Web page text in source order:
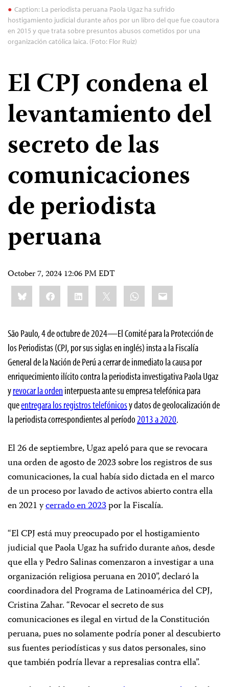
Caption: La periodista peruana Paola Ugaz ha sufrido
hostigamiento judicial durante años por un libro del que fue coautora
en 2015 y que trata sobre presuntos abusos cometidos por una
organización católica laica. (Foto: Flor Ruiz)
El CPJ condena el
levantamiento del
secreto de las
comunicaciones
de periodista
peruana
October 7, 2024 12:06 PM EDT
Share
this:BlueskyFacebookLinkedIn WhatsApp
Email
São Paulo, 4 de octubre de 2024—El Comité para la Protección de
los Periodistas (CPJ, por sus siglas en inglés) insta a la Fiscalía
General de la Nación de Perú a cerrar de inmediato la causa por
enriquecimiento ilícito contra la periodista investigativa Paola Ugaz
yrevocar la orden interpuesta ante su empresa telefónica para
queentregara los registros telefónicosy datos de geolocalización de
la periodista correspondientes al período2013 a 2020.
El 26 de septiembre, Ugaz apeló para que se revocara
una orden de agosto de 2023 sobre los registros de sus
comunicaciones, la cual había sido dictada en el marco
de un proceso por lavado de activos abierto contra ella
en 2021 ycerrado en 2023por la Fiscalía.
“El CPJ está muy preocupado por el hostigamiento
judicial que Paola Ugaz ha sufrido durante años, desde
que ella y Pedro Salinas comenzaron a investigar a una
organización religiosa peruana en 2010”, declaró la
coordinadora del Programa de Latinoamérica del CPJ,
Cristina Zahar. “Revocar el secreto de sus
comunicaciones es ilegal en virtud de la Constitución
peruana, pues no solamente podría poner al descubierto
sus fuentes periodísticas y sus datos personales, sino
que también podría llevar a represalias contra ella”.